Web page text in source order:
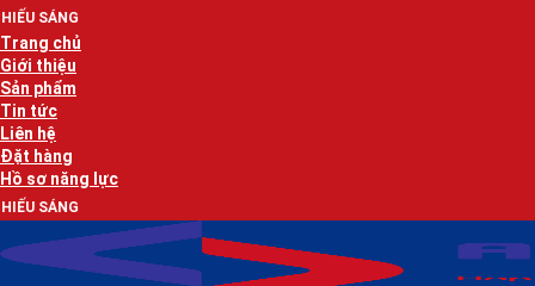
Bỏ
qua
nội
dung
Trang chủ
Giới thiệu
Sản phẩm
Tin tức
Liên hệ
Đặt hàng
Hồ sơ năng lực